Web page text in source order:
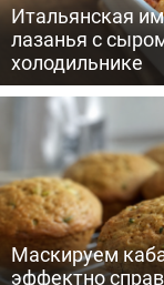
Итальянская
лазанья с
холодильнике
Маскируем
эффектно